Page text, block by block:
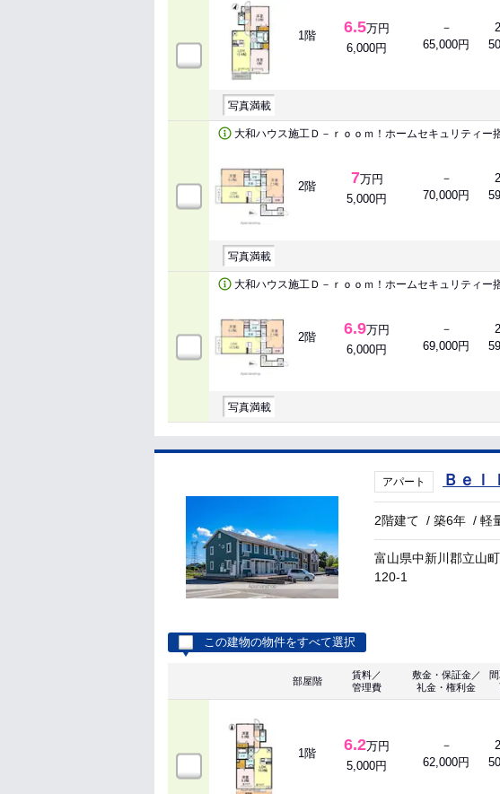
1階 6.5万円
6,000円
－
65,000円
写真満載
大和ハウス施工Ｄ－ｒｏｏｍ！ホームセキュリティー
2階 7万円
5,000円
－
70,000円
写真満載
大和ハウス施工Ｄ－ｒｏｏｍ！ホームセキュリティー
2階 6.9万円
6,000円
－
69,000円
写真満載
アパート Ｂｅｌ
2階建て /築6年 /軽
富山県中新川郡立山
120-1
この建物の物件をすべて選択
部屋階
賃料／
管理費
敷金・保証金／
礼金・権利金
1階 6.2万円
5,000円
－
62,000円